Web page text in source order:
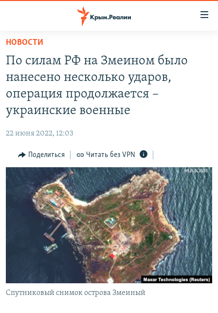
Вернуться
основному
содержанию
главной
Вернутся
поискуИНФОГРАФИКА
ТЕЛЕПРОЕКТ КРЫМ.РЕАЛИИ
СОВЕТЫ ПРАВОЗАЩИТНИКОВ
ПРОПАВШИЕ БЕЗ ВЕСТИ
ПОБЕДИТЕЛЕЙ НЕ СУДЯТ?
КРЫМ.НЕПОКОРЕННЫЙ
УКРАИНСКАЯ ПРОБЛЕМА КРЫМА
РАДІО СВОБОДА
КАК ОБОЙТИ БЛОКИРОВКУ
Українською
Qırımtatar
ПРИСОЕДИНЯЙТЕСЬ!
Все сайты RFE/RL
НОВОСТИ
По силам РФ на Змеином было
нанесено несколько ударов,
операция продолжается –
украинские военные
22 июня 2022, 12:03
Поделиться Читать без VPN
Спутниковый снимок острова Змеиный